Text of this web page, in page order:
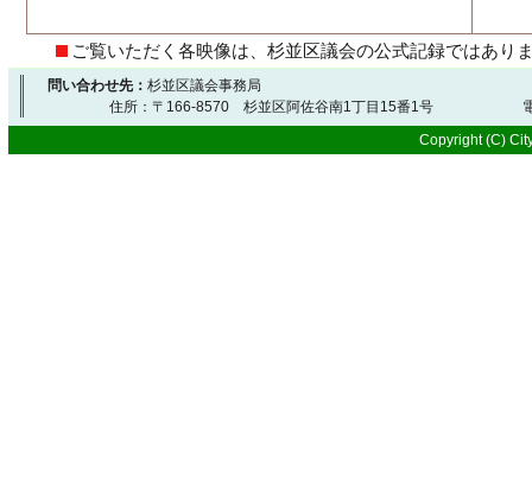
ご覧いただく各映像は、杉並区議会の公式記録ではあり
問い合わせ先： 杉並区議会事務局
住所：〒166-8570 杉並区阿佐谷南1丁目15番1号 電
Copyright (C)